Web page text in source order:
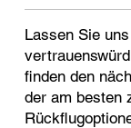
Lassen Sie
finden den
der am besten